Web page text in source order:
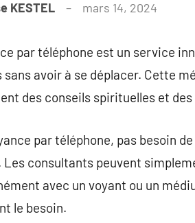
KESTEL mars 14, 2024
par téléphone est un service
sans avoir à se déplacer. Cette
des conseils spirituelles et
par téléphone, pas besoin
Les consultants peuvent
avec un voyant ou un
le besoin.